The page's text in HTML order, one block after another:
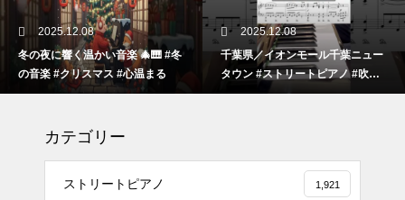
2025.12.08
冬の夜に響く温かい音楽 🎄🎹 #冬
の音楽 #クリスマス #心温まる
2025.12.08
千葉県／イオンモール千葉ニュー
タウン #ストリートピアノ #吹奏
楽
カテゴリー
ストリートピアノ 1,921